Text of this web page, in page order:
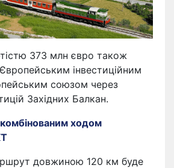
373 млн євро також
інвестиційним
союзом через
Західних Балкан.
комбінованим ходом
довжиною 120 км буде